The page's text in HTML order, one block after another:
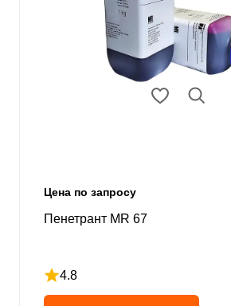
Цена по запросу
Пенетрант MR 67
4.8
Рейтинг 4.8 из 5